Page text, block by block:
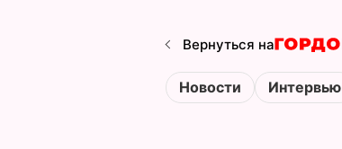
Вернуться на
Новости Интервью